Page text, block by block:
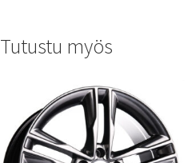
Tutustu myös